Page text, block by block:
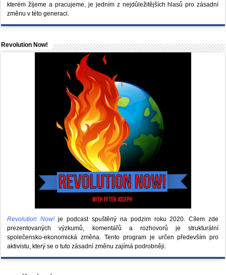
kterém žíjeme a pracujeme, je jedním z nejdůležitějších hlasů pro zásadní
změnu v této generaci.
Revolution Now!
Revolution Now! je podcast spuštěný na podzim roku 2020.Cílem zde
prezentovaných výzkumů, komentářů a rozhovorů je strukturální
společensko-ekonomická změna. Tento program je určen především pro
aktivistu, který se o tuto zásadní změnu zajímá podrobněji.